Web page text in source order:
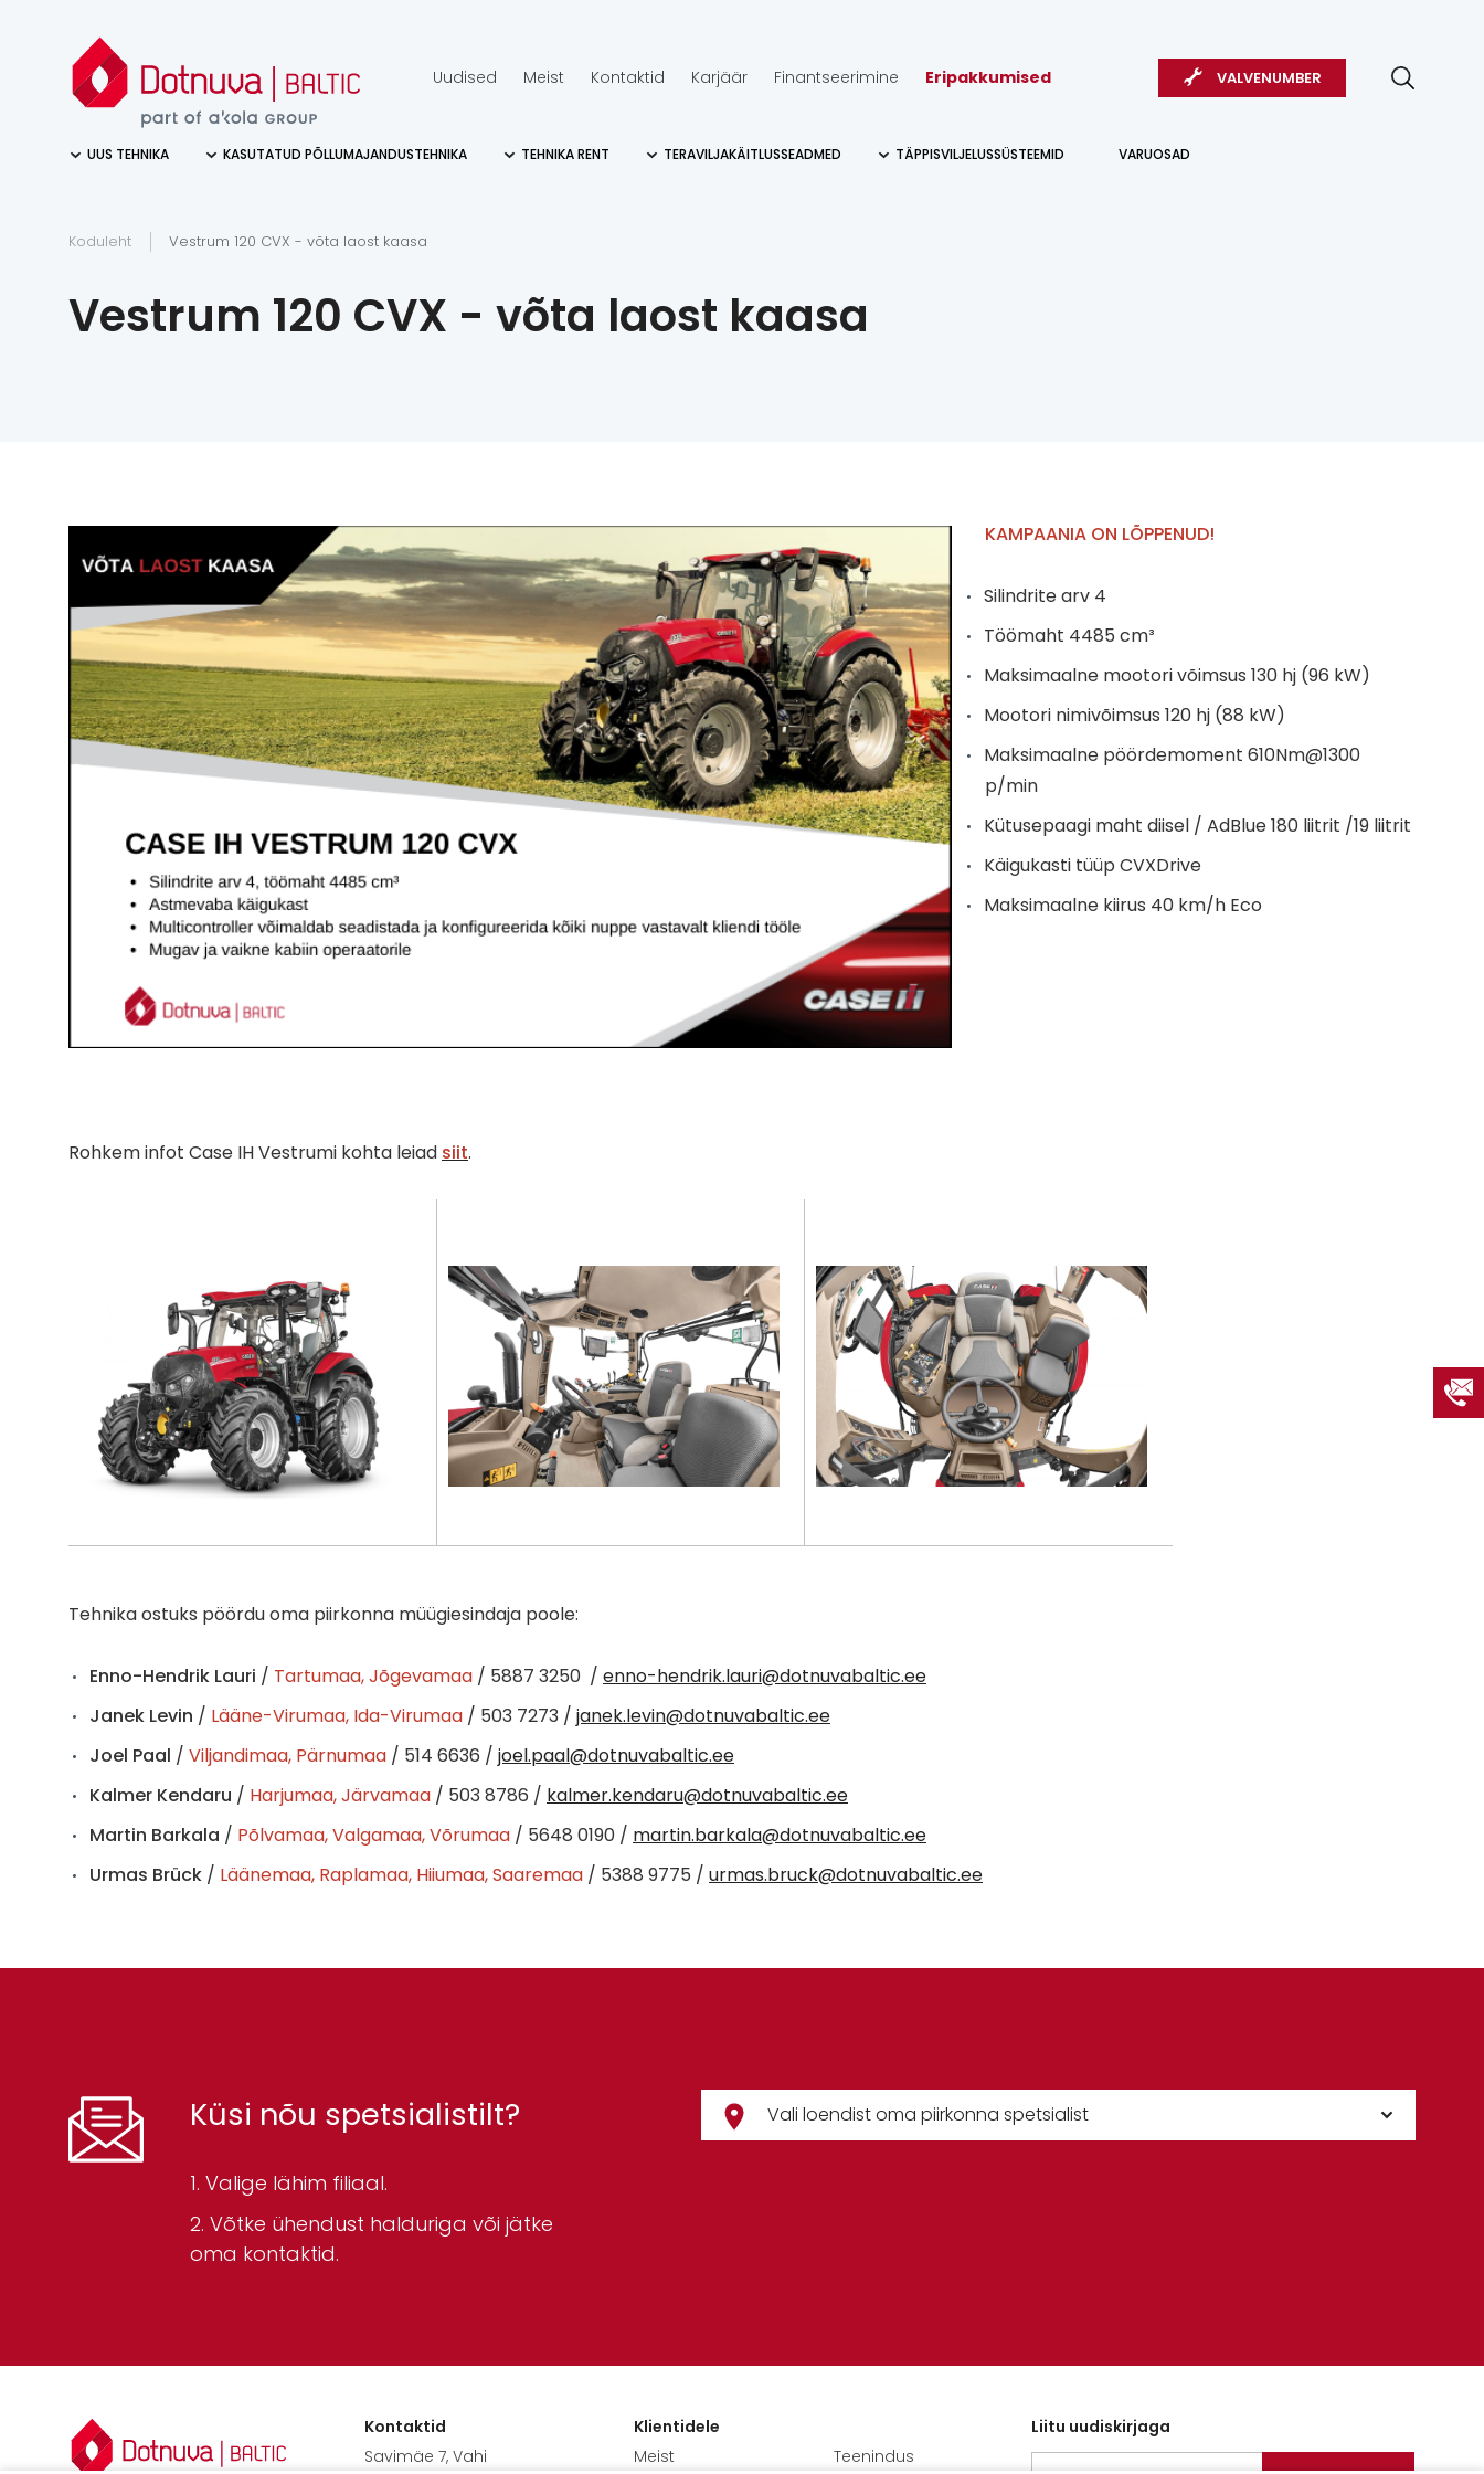
Uudised Meist Kontaktid Karjäär Finantseerimine Eripakkumised VALVENUMBER
UUS TEHNIKA KASUTATUD PÕLLUMAJANDUSTEHNIKA TEHNIKA RENT TERAVILJAKÄITLUSSEADMED TÄPPISVILJELUSSÜSTEEMID VARUOSAD
Koduleht Vestrum 120 CVX - võta laost kaasa
Vestrum 120 CVX - võta laost kaasa
KAMPAANIA ON LÕPPENUD!
Silindrite arv 4
Töömaht 4485 cm³
Maksimaalne mootori võimsus 130 hj (96 kW)
Mootori nimivõimsus 120 hj (88 kW)
Maksimaalne pöördemoment 610Nm@1300
p/min
Kütusepaagi maht diisel / AdBlue 180 liitrit /19 liitrit
Käigukasti tüüp CVXDrive
Maksimaalne kiirus 40 km/h Eco
Rohkem infot Case IH Vestrumi kohta leiad siit.
Tehnika ostuks pöördu oma piirkonna müügiesindaja poole:
Enno-Hendrik Lauri / Tartumaa, Jõgevamaa / 5887 3250 / enno-hendrik.lauri@dotnuvabaltic.ee
Janek Levin / Lääne-Virumaa, Ida-Virumaa / 503 7273 / janek.levin@dotnuvabaltic.ee
Joel Paal / Viljandimaa, Pärnumaa / 514 6636 / joel.paal@dotnuvabaltic.ee
Kalmer Kendaru / Harjumaa, Järvamaa / 503 8786 / kalmer.kendaru@dotnuvabaltic.ee
Martin Barkala / Põlvamaa, Valgamaa, Võrumaa / 5648 0190 / martin.barkala@dotnuvabaltic.ee
Urmas Brück / Läänemaa, Raplamaa, Hiiumaa, Saaremaa / 5388 9775 / urmas.bruck@dotnuvabaltic.ee
Küsi nõu spetsialistilt?
Valige lähim filiaal.
Võtke ühendust halduriga või jätke
oma kontaktid.
Kontaktid
Savimäe 7, Vahi
Klientidele
Meist
Teenindus
Liitu uudiskirjaga